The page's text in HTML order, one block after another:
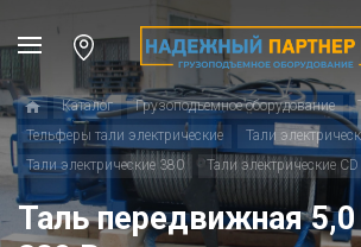
Каталог Грузоподъемное оборудование
Тельферы тали электрические
Тали
Тали электрические 380
Тали электрические CD
Таль передвижная